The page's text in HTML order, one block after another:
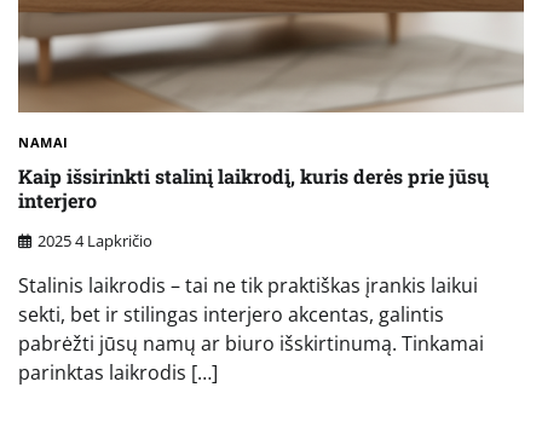
NAMAI
Kaip išsirinkti stalinį laikrodį, kuris derės prie jūsų
interjero
2025 4 Lapkričio
Stalinis laikrodis – tai ne tik praktiškas įrankis laikui
sekti, bet ir stilingas interjero akcentas, galintis
pabrėžti jūsų namų ar biuro išskirtinumą. Tinkamai
parinktas laikrodis […]